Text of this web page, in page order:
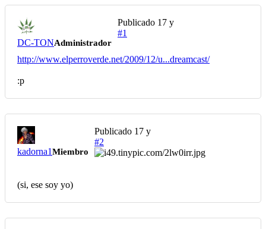
DC-TONAdministrador
Publicado 17 y
#1
http://www.elperroverde.net/2009/12/u...dreamcast/
:p
kadorna1Miembro
Publicado 17 y
#2
(si, ese soy yo)